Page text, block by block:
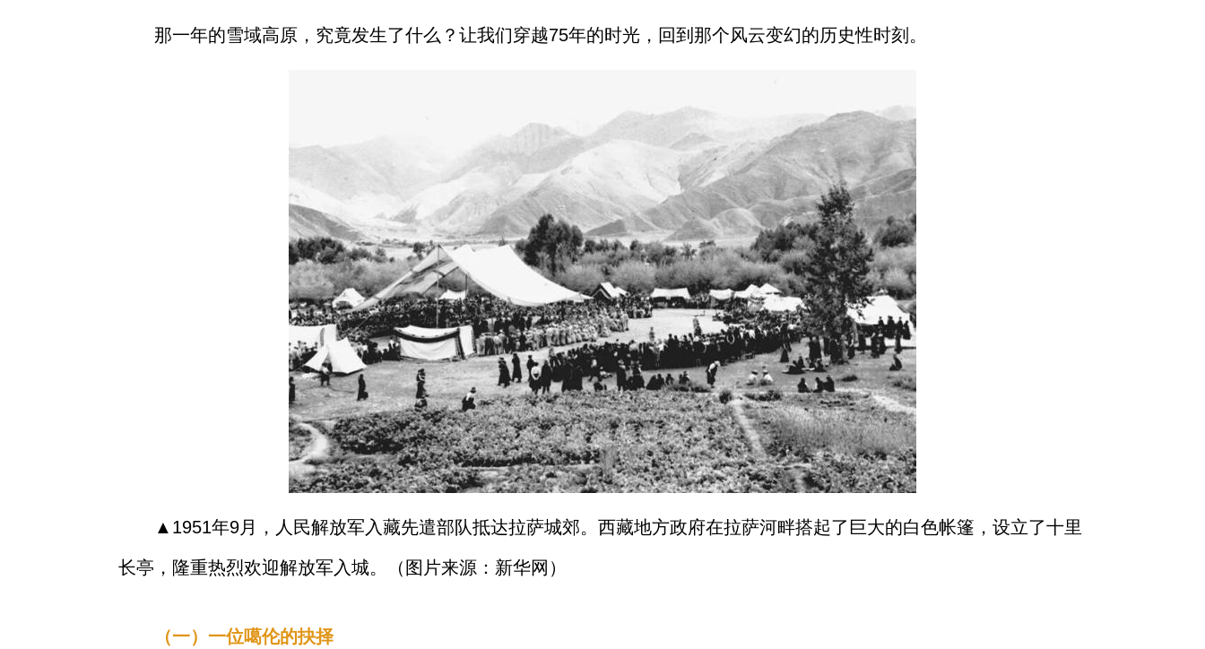
那一年的雪域高原，究竟发生了什么？让我们穿越75年的时光，回到那个风云变幻的历史性时刻。
▲1951年9月，人民解放军入藏先遣部队抵达拉萨城郊。西藏地方政府在拉萨河畔搭起了巨大的白色帐篷，设立了十里
长亭，隆重热烈欢迎解放军入城。（图片来源：新华网）
（一）一位噶伦的抉择